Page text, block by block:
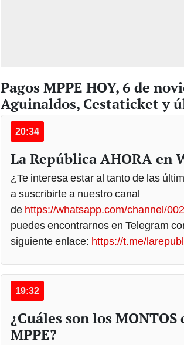
Pagos MPPE HOY, 6 de
Aguinaldos, Cestaticket y
20:34
La República AHORA en
¿Te interesa estar al tanto de las
a suscribirte a nuestro canal
de https://whatsapp.com/channel/
puedes encontrarnos en Telegram
siguiente enlace: https://t.me/
19:32
¿Cuáles son los
MPPE?